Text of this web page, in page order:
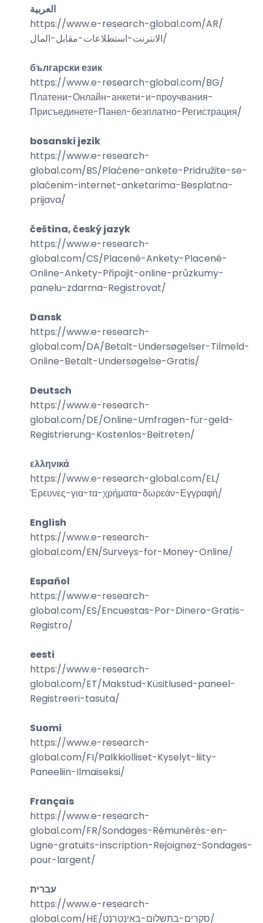
العربية
https://www.e-research-global.com/AR/
الانترنت-استطلاعات-مقابل-المال/
български език
https://www.e-research-global.com/BG/
Платени-Онлайн-анкети-и-проучвания-
Присъединете-Панел-безплатно-Регистрация/
bosanski jezik
https://www.e-research-
global.com/BS/Plaćene-ankete-Pridružite-se-
plaćenim-internet-anketarima-Besplatna-
prijava/
čeština, český jazyk
https://www.e-research-
global.com/CS/Placené-Ankety-Placené-
Online-Ankety-Připojit-online-průzkumy-
panelu-zdarma-Registrovat/
Dansk
https://www.e-research-
global.com/DA/Betalt-Undersøgelser-Tilmeld-
Online-Betalt-Undersøgelse-Gratis/
Deutsch
https://www.e-research-
global.com/DE/Online-Umfragen-für-geld-
Registrierung-Kostenlos-Beitreten/
ελληνικά
https://www.e-research-global.com/EL/
Έρευνες-για-τα-χρήματα-δωρεάν-Εγγραφή/
English
https://www.e-research-
global.com/EN/Surveys-for-Money-Online/
Español
https://www.e-research-
global.com/ES/Encuestas-Por-Dinero-Gratis-
Registro/
eesti
https://www.e-research-
global.com/ET/Makstud-Küsitlused-paneel-
Registreeri-tasuta/
Suomi
https://www.e-research-
global.com/FI/Palkkiolliset-Kyselyt-liity-
Paneeliin-Ilmaiseksi/
Français
https://www.e-research-
global.com/FR/Sondages-Rémunérés-en-
Ligne-gratuits-inscription-Rejoignez-Sondages-
pour-largent/
עברית
https://www.e-research-
global.com/
HE/סקרים-בתשלום-באינטרנט/